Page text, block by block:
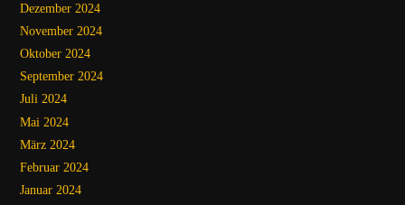
Dezember 2024
November 2024
Oktober 2024
September 2024
Juli 2024
Mai 2024
März 2024
Februar 2024
Januar 2024